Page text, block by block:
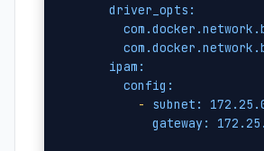
driver_opts:
ipam:
config:
-
subnet: 172.25
gateway:
172.25